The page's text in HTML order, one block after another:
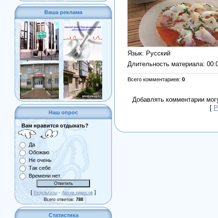
Ваша реклама
Наш опрос
Вам нравится отдыхать?
Да
Обожаю
Не очень
Так себе
Времени нет
[ Результаты · Архив опросов ]
Всего ответов: 788
Статистика
Язык: Русский
Длительность материала:
Всего комментариев: 0
Добавлять комментарии
[